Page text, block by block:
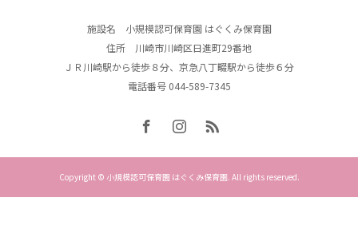
施設名 小規模認可保育園 はぐくみ保育園
住所 川崎市川崎区日進町29番地
ＪＲ川崎駅から徒歩８分、京急八丁畷駅から徒歩６分
電話番号 044-589-7345
Copyright © 小規模認可保育園 はぐくみ保育園. All rights reserved.